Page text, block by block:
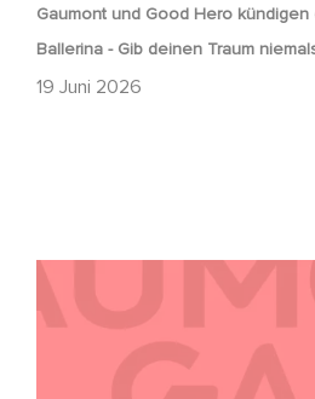
Gaumont und Good Hero
Ballerina - Gib deinen Traum
19 Juni 2026